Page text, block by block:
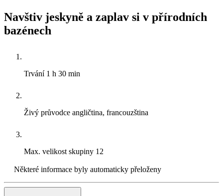
Navštiv jeskyně a zaplav si v přírodních
bazénech
Trvání 1 h 30 min
Živý průvodce angličtina, francouzština
Max. velikost skupiny 12
Některé informace byly automaticky přeloženy